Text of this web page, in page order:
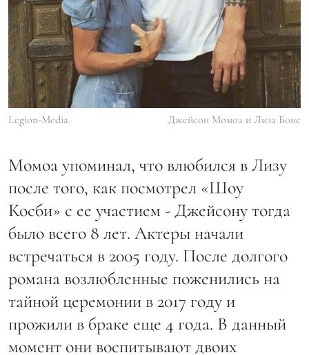
Legion-Media Джейсон Момоа и Лиза Боне
Момоа упоминал, что влюбился в Лизу
после того, как посмотрел «Шоу
Косби» с ее участием - Джейсону тогда
было всего 8 лет. Актеры начали
встречаться в 2005 году. После долгого
романа возлюбленные поженились на
тайной церемонии в 2017 году и
прожили в браке еще 4 года. В данный
момент они воспитывают двоих